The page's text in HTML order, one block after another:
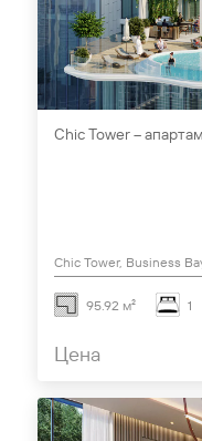
Chic Tower –
Chic Tower, Business
95.92 м² 1
Цена